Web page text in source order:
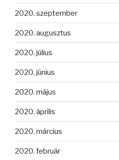
2020. szeptember
2020. augusztus
2020. július
2020. június
2020. május
2020. április
2020. március
2020. február